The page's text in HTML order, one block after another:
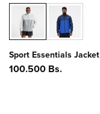
Sport Essentials Jacket
Precio
100.500 Bs.